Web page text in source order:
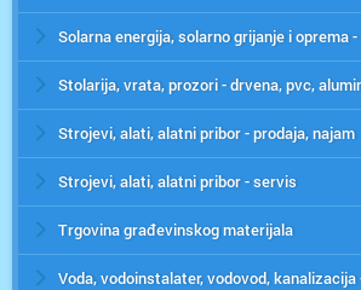
Solarna energija, solarno grijanje i oprema
Stolarija, vrata, prozori - drvena, pvc,
Strojevi, alati, alatni pribor - prodaja, najam
Strojevi, alati, alatni pribor - servis
Trgovina građevinskog materijala
Voda, vodoinstalater, vodovod,